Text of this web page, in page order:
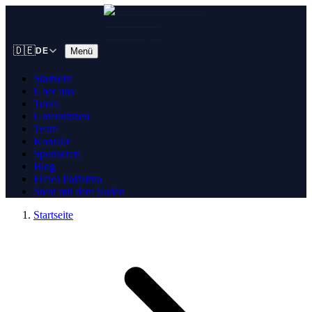
🇩🇪DE Menü
Startseite
Über uns
Tools
Unterstützen
Team
Kontakt
Sponsoren
Blog
Freies Palästina
Steht mit dem Sudan
Startseite